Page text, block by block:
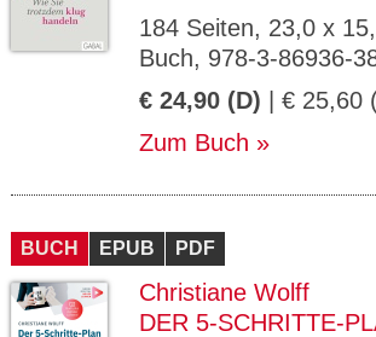
184 Seiten, 23,0 x
Buch, 978-3-86936-
€ 24,90 (D) | € 25,60
Zum Buch
BUCH EPUB PDF
Christiane Wolff
DER 5-SCHRITTE-